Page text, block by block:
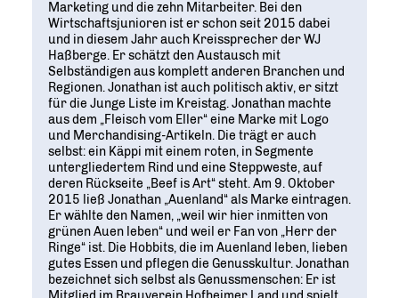
Marketing und die zehn Mitarbeiter. Bei den
Wirtschaftsjunioren ist er schon seit 2015 dabei
und in diesem Jahr auch Kreissprecher der WJ
Haßberge. Er schätzt den Austausch mit
Selbständigen aus komplett anderen Branchen und
Regionen. Jonathan ist auch politisch aktiv, er sitzt
für die Junge Liste im Kreistag. Jonathan machte
aus dem „Fleisch vom Eller“ eine Marke mit Logo
und Merchandising-Artikeln. Die trägt er auch
selbst: ein Käppi mit einem roten, in Segmente
untergliedertem Rind und eine Steppweste, auf
deren Rückseite „Beef is Art“ steht. Am 9. Oktober
2015 ließ Jonathan „Auenland“ als Marke eintragen.
Er wählte den Namen, „weil wir hier inmitten von
grünen Auen leben“ und weil er Fan von „Herr der
Ringe“ ist. Die Hobbits, die im Auenland leben, lieben
gutes Essen und pflegen die Genusskultur. Jonathan
bezeichnet sich selbst als Genussmenschen: Er ist